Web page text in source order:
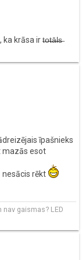
ka krāsa ir t̶o̶t̶ā̶l̶s̶
īpašnieks
mazās esot
nesācis rēkt
gaismas? LED